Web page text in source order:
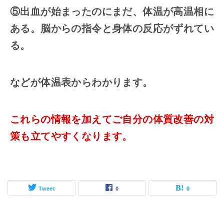
⑤出血が始まったのにまだ、体温が高温相に
ある。脳からの指令と身体の反応がずれてい
る。
などが体温表からわかります。
これらの情報を加えてご自分の体質改善の対
策も立てやすくなります。
Tweet 0 0